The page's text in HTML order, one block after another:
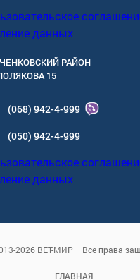
данных
РАЙОН
15
(068) 942-4-999
(050) 942-4-999
данных
2026 ВЕТ-МИР Все права
ГЛАВНАЯ